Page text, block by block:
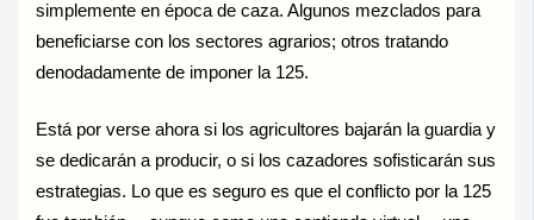
simplemente en época de caza. Algunos mezclados para
beneficiarse con los sectores agrarios; otros tratando
denodadamente de imponer la 125.
Está por verse ahora si los agricultores bajarán la guardia y
se dedicarán a producir, o si los cazadores sofisticarán sus
estrategias. Lo que es seguro es que el conflicto por la 125